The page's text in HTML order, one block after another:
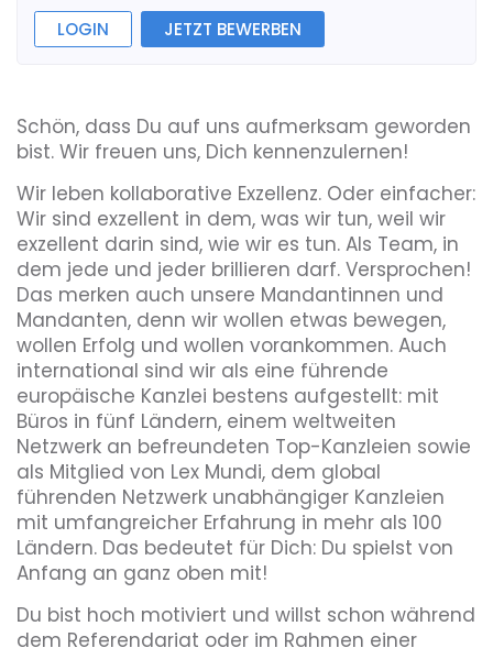
LOGIN JETZT BEWERBEN
Schön, dass Du auf uns aufmerksam geworden
bist. Wir freuen uns, Dich kennenzulernen!
Wir leben kollaborative Exzellenz. Oder einfacher:
Wir sind exzellent in dem, was wir tun, weil wir
exzellent darin sind, wie wir es tun. Als Team, in
dem jede und jeder brillieren darf. Versprochen!
Das merken auch unsere Mandantinnen und
Mandanten, denn wir wollen etwas bewegen,
wollen Erfolg und wollen vorankommen. Auch
international sind wir als eine führende
europäische Kanzlei bestens aufgestellt: mit
Büros in fünf Ländern, einem weltweiten
Netzwerk an befreundeten Top-Kanzleien sowie
als Mitglied von Lex Mundi, dem global
führenden Netzwerk unabhängiger Kanzleien
mit umfangreicher Erfahrung in mehr als 100
Ländern. Das bedeutet für Dich: Du spielst von
Anfang an ganz oben mit!
Du bist hoch motiviert und willst schon während
dem Referendariat oder im Rahmen einer